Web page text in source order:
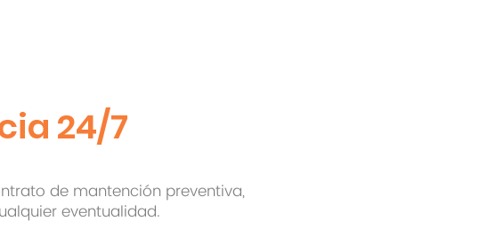
24/7
de mantención preventiva,
eventualidad.